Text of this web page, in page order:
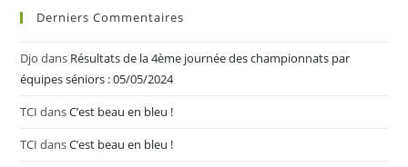
Derniers Commentaires
Djo dans Résultats de la 4ème journée des championnats par
équipes séniors : 05/05/2024
TCI dansC’est beau en bleu !
TCI dansC’est beau en bleu !